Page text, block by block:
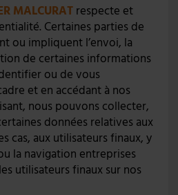
MALCURATrespecte et
Certaines parties de
ou impliquent l’envoi, la
de certaines informations
ou de vous
et en accédant à nos
nous pouvons collecter,
données relatives aux
cas, aux utilisateurs finaux, y
la navigation entreprises
utilisateurs finaux sur nos